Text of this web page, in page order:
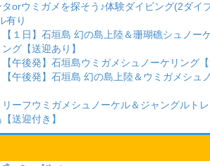
タorウミガメを探そう♪体験ダイビング(2ダイ
有り
１日】石垣島 幻の島上陸＆珊瑚礁シュノー
グ【送迎あり】
午後発】石垣島ウミガメシュノーケリング
午後発】石垣島 幻の島上陸＆ウミガメシュ
ーフウミガメシュノーケル＆ジャングルト
送迎付き】